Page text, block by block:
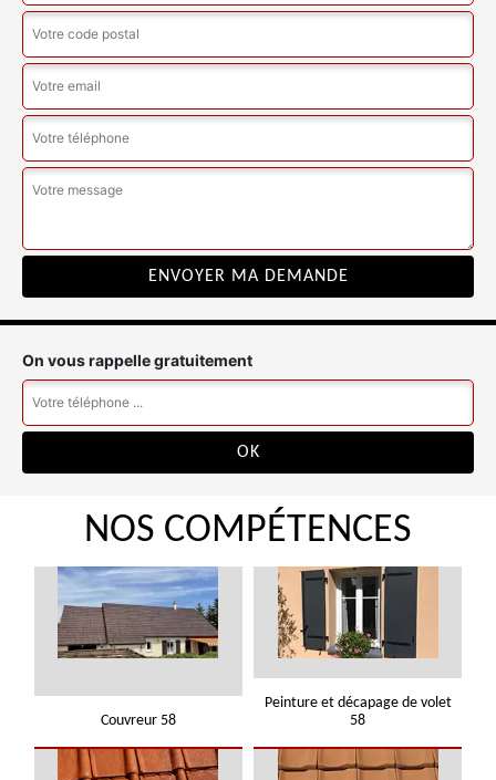
On vous rappelle gratuitement
NOS COMPÉTENCES
Couvreur 58
Peinture et décapage de volet
58